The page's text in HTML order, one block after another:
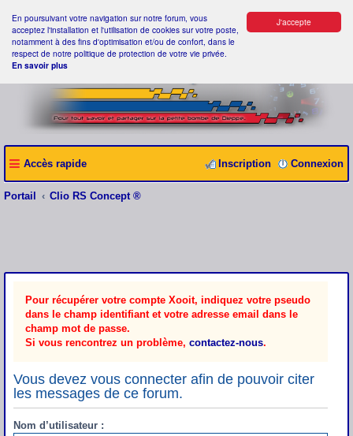
J'accepte
En poursuivant votre navigation sur notre forum, vous
acceptez l'installation et l'utilisation de cookies sur votre poste,
notamment à des fins d'optimisation et/ou de confort, dans le
respect de notre politique de protection de votre vie privée.
En savoir plus
Accès rapide Connexion
Inscription
Portail Clio RS Concept ®
Pour récupérer votre compte Xooit, indiquez votre pseudo
dans le champ identifiant et votre adresse email dans le
champ mot de passe.
Si vous rencontrez un problème, contactez-nous.
Vous devez vous connecter afin de pouvoir citer
les messages de ce forum.
Nom d’utilisateur :